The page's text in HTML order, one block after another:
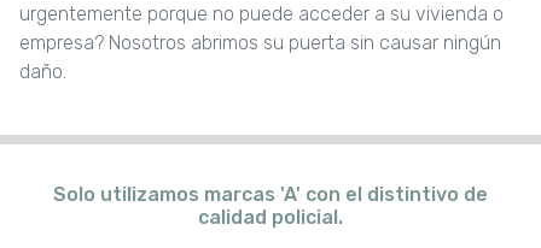
urgentemente porque no puede acceder a su vivienda o
empresa? Nosotros abrimos su puerta sin causar ningún
daño.
Solo utilizamos marcas 'A' con el distintivo de
calidad policial.